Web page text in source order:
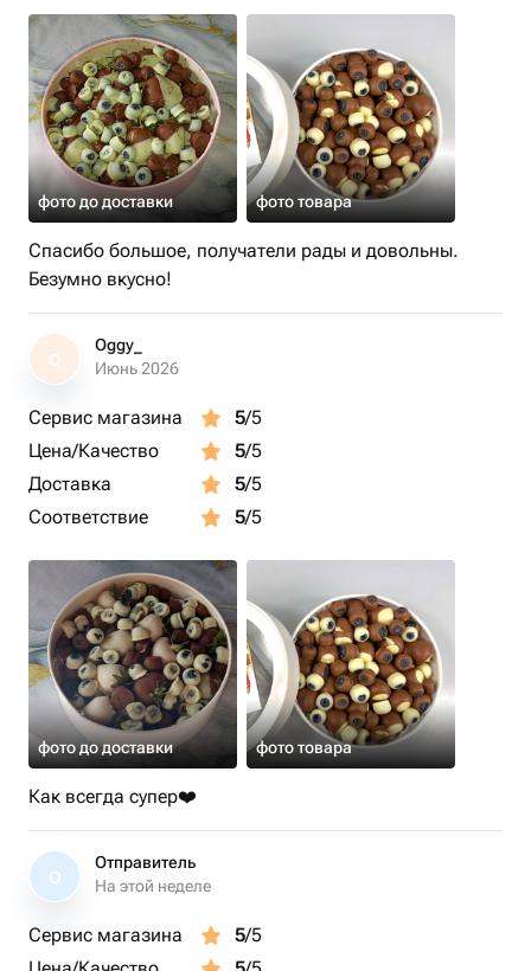
фото до доставки фото товара
Спасибо большое, получатели рады и довольны.
Безумно вкусно!
O
Oggy_
Июнь 2026
Сервис магазина 5/5
Цена/Качество
5/5
Доставка
5/5
Соответствие
5/5
фото до доставки фото товара
Как всегда супер❤️
О
Отправитель
На этой неделе
Сервис магазина 5/5